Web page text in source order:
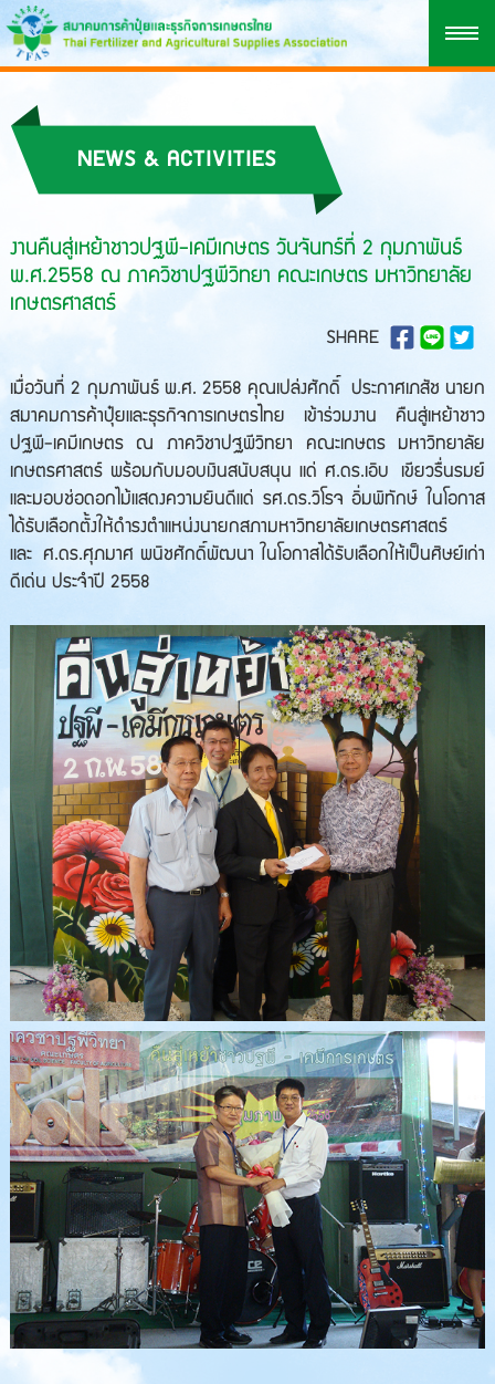
NEWS & ACTIVITIES
งานคืนสู่เหย้าชาวปฐพี-เคมีเกษตร วันจันทร์ที่ 2 กุมภาพันธ์
พ.ศ.2558 ณ ภาควิชาปฐพีวิทยา คณะเกษตร มหาวิทยาลัย
เกษตรศาสตร์
SHARE
เมื่อวันที่ 2 กุมภาพันธ์ พ.ศ. 2558 คุณเปล่งศักดิ์ ประกาศเภสัช นายก
สมาคมการค้าปุ๋ยและธุรกิจการเกษตรไทย เข้าร่วมงาน คืนสู่เหย้าชาว
ปฐพี-เคมีเกษตร ณ ภาควิชาปฐพีวิทยา คณะเกษตร มหาวิทยาลัย
เกษตรศาสตร์ พร้อมกับมอบเงินสนับสนุน แด่ ศ.ดร.เอิบ เขียวรื่นรมย์
และมอบช่อดอกไม้แสดงความยินดีแด่ รศ.ดร.วิโรจ อิ่มพิทักษ์ ในโอกาส
ได้รับเลือกตั้งให้ดำรงตำแหน่งนายกสภามหาวิทยาลัยเกษตรศาสตร์
และ ศ.ดร.ศุภมาศ พนิชศักดิ์พัฒนา ในโอกาสได้รับเลือกให้เป็นศิษย์เก่า
ดีเด่น ประจำปี 2558